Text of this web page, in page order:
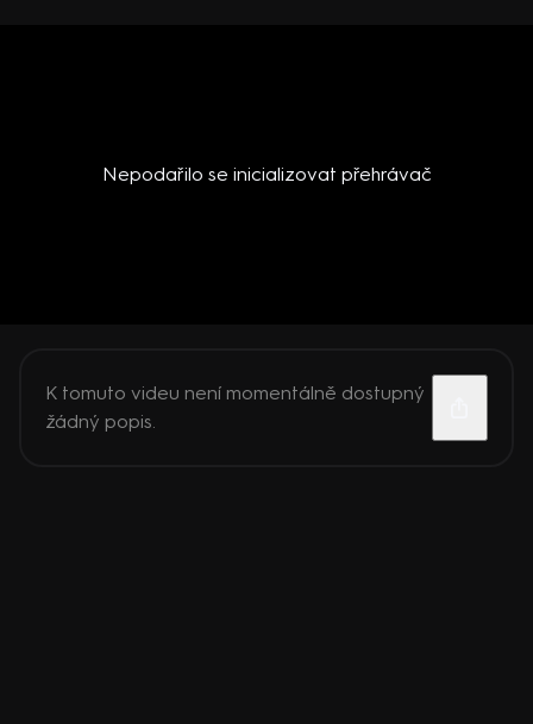
Nepodařilo se inicializovat přehrávač
K tomuto videu není momentálně dostupný
žádný popis.